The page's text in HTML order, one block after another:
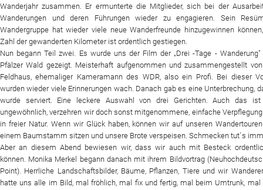
Wanderjahr zusammen. Er ermunterte die Mitglieder, sich bei der
Wanderungen und deren Führungen wieder zu engagieren. Sein
Wandergruppe hat wieder viele neue Wanderfreunde hinzugewinnen
Zahl der gewanderten Kilometer ist ordentlich gestiegen.
Nun begann Teil zwei. Es wurde uns der Film der „Drei -Tage -
Pfälzer Wald gezeigt. Meisterhaft aufgenommen und zusammengestellt
Feldhaus, ehemaliger Kameramann des WDR, also ein Profi. Bei dieser
wurden wieder viele Erinnerungen wach. Danach gab es eine Unterbrechung,
wurde serviert. Eine leckere Auswahl von drei Gerichten. Auch das
ungewöhnlich, verzehren wir doch sonst mitgenommene, einfache
in freier Natur. Wenn wir Glück haben, können wir auf unseren
einem Baumstamm sitzen und unsere Brote verspeisen. Schmecken tut´s
Aber an diesem Abend bewiesen wir, dass wir auch mit Besteck
können. Monika Merkel begann danach mit ihrem Bildvortrag
Point). Herrliche Landschaftsbilder, Bäume, Pflanzen, Tiere und wir
hatte uns alle im Bild, mal fröhlich, mal fix und fertig, mal beim Umtrunk, mal